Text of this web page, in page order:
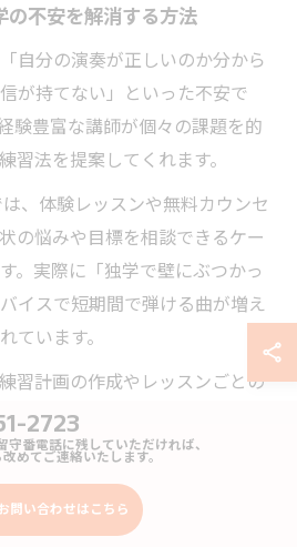
の不安を解消する方法
自分の演奏が正しいのか分から
が持てない」といった不安で
験豊富な講師が個々の課題を的
習法を提案してくれます。
、体験レッスンや無料カウンセ
の悩みや目標を相談できるケー
。実際に「独学で壁にぶつかっ
イスで短期間で弾ける曲が増え
ています。
習計画の作成やレッスンごとの
すい仕組みが整っています。こ
心して一歩ずつ着実に上達でき
2723
守番電話に残していただければ、
めてご連絡いたします。
問い合わせはこちら